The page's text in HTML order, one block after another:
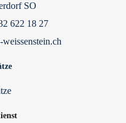
SO
622 18 27